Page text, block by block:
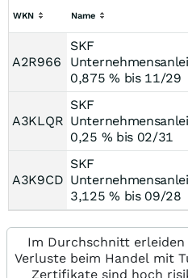
WKN Name
A2R966
SKF
0,875 % bis 11/29
A3KLQR
SKF
0,25 % bis 02/31
A3K9CD
SKF
3,125 % bis 09/28
Im Durchschnitt
Verluste beim Handel mit
Zertifikate sind hoch